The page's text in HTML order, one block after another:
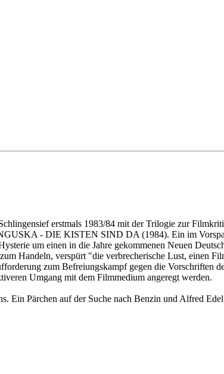
erstmals 1983/84 mit der Trilogie zur
- DIE KISTEN SIND DA (1984). Ein im
um einen in die Jahre gekommenen Neuen
Handeln, verspürt "die verbrecherische Lust, einen
zum Befreiungskampf gegen die Vorschriften
Umgang mit dem Filmmedium angeregt werden.
Ein Pärchen auf der Suche nach Benzin und Alfred